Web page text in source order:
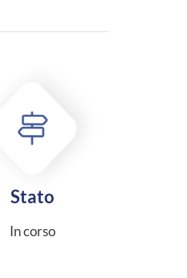
Stato
In corso